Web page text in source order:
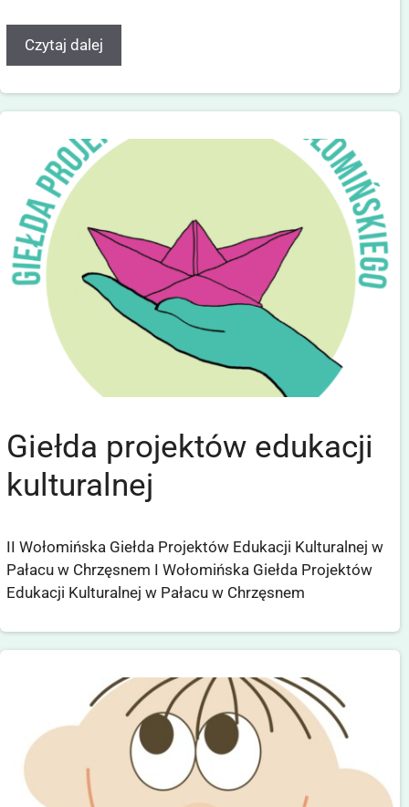
Czytaj dalej
Giełda projektów edukacji
kulturalnej
II Wołomińska Giełda Projektów Edukacji Kulturalnej w
Pałacu w Chrzęsnem I Wołomińska Giełda Projektów
Edukacji Kulturalnej w Pałacu w Chrzęsnem